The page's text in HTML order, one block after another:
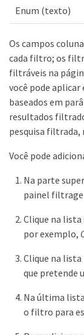
Enum (texto)
Os campos
cada filtro; os
filtráveis na
você pode
baseados em
resultados
pesquisa filtrada,
Você pode
Na parte
painel
Clique na lista
por exemplo,
Clique na
que pretende
Na última
o filtro para